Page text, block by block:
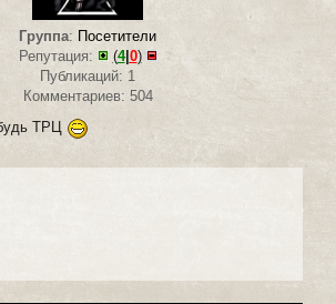
Группа: Посетители
Репутация:
(4|0)
Публикаций: 1
Комментариев: 504
ТРЦ